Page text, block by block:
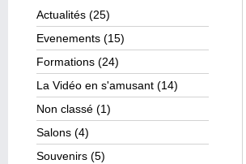
Actualités (25)
Evenements (15)
Formations (24)
La Vidéo en s'amusant (14)
Non classé (1)
Salons (4)
Souvenirs (5)